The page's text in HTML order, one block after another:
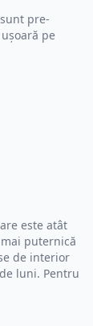
pre-
pe
este atât
puternică
de interior
luni. Pentru